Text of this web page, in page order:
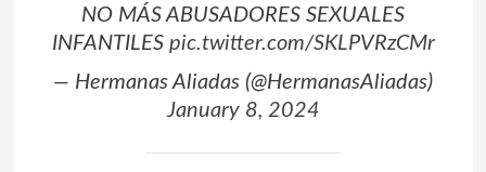
NO MÁS ABUSADORES SEXUALES
INFANTILES pic.twitter.com/SKLPVRzCMr
— Hermanas Aliadas (@HermanasAliadas)
January 8, 2024